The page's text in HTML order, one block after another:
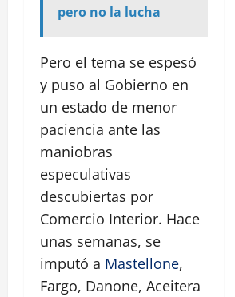
pero no la lucha
Pero el tema se espesó
y puso al Gobierno en
un estado de menor
paciencia ante las
maniobras
especulativas
descubiertas por
Comercio Interior. Hace
unas semanas, se
imputó a Mastellone,
Fargo, Danone, Aceitera